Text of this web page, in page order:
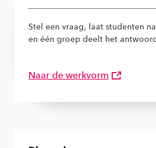
Stel een vraag, laat studenten
en één groep deelt het
Naar de werkvorm